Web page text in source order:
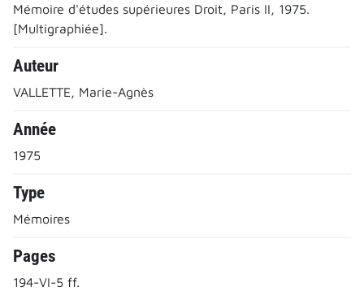
Mémoire d'études supérieures Droit, Paris II, 1975.
[Multigraphiée].
Auteur
VALLETTE, Marie-Agnès
Année
1975
Type
Mémoires
Pages
194-VI-5 ff.